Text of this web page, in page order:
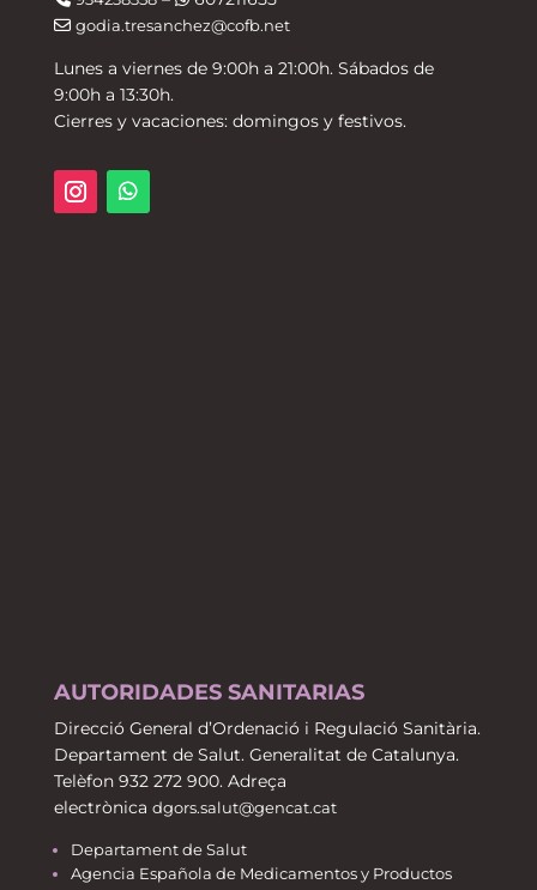
godia.tresanchez@cofb.net
Lunes a viernes de 9:00h a 21:00h. Sábados de
9:00h a 13:30h.
Cierres y vacaciones: domingos y festivos.
AUTORIDADES SANITARIAS
Direcció General d’Ordenació i Regulació Sanitària.
Departament de Salut. Generalitat de Catalunya.
Telèfon 932 272 900. Adreça
electrònica dgors.salut@gencat.cat
Departament de Salut
Agencia Española de Medicamentos y Productos